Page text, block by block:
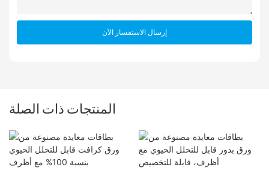
إرسال الاستفسار الآن
المنتجات ذات الصلة